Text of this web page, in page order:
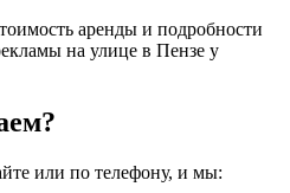
аренды и подробности
на улице в Пензе у
или по телефону, и мы: